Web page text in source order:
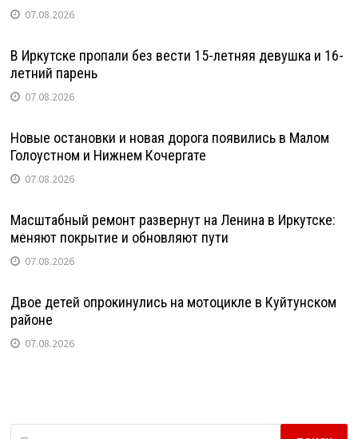
07.08.2026
В Иркутске пропали без вести 15-летняя девушка и 16-
летний парень
07.08.2026
Новые остановки и новая дорога появились в Малом
Голоустном и Нижнем Кочергате
07.08.2026
Масштабный ремонт развернут на Ленина в Иркутске:
меняют покрытие и обновляют пути
07.08.2026
Двое детей опрокинулись на мотоцикле в Куйтунском
районе
07.08.2026
Найти: